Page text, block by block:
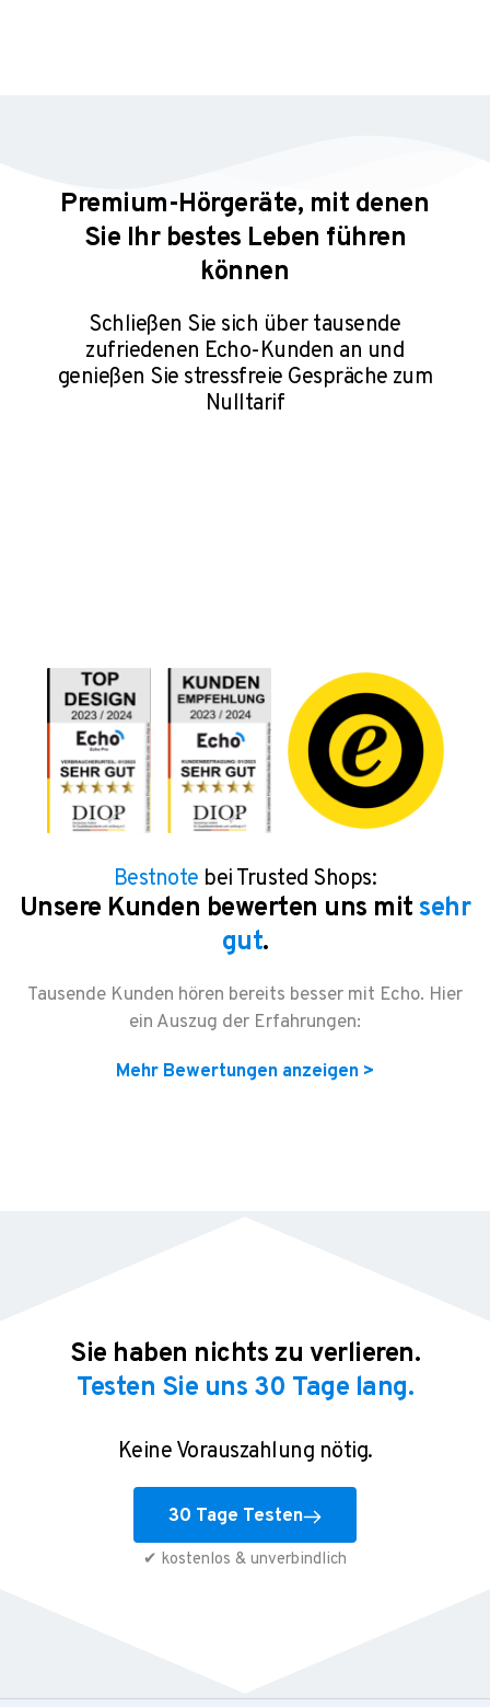
Premium-Hörgeräte, mit denen
Sie Ihr bestes Leben führen
können
Schließen Sie sich über tausende
zufriedenen Echo-Kunden an und
genießen Sie stressfreie Gespräche⁠ zum
Nulltarif
Bestnote bei Trusted Shops:
Unsere Kunden bewerten uns mitsehr
gut.
Tausende Kunden hören bereits besser mit Echo. Hier
ein Auszug der Erfahrungen:
Mehr Bewertungen anzeigen >
Sie haben nichts zu verlieren.
Testen Sie uns 30 Tage lang.
Keine Vorauszahlung nötig.
30 Tage Testen
✔ kostenlos & unverbindlich